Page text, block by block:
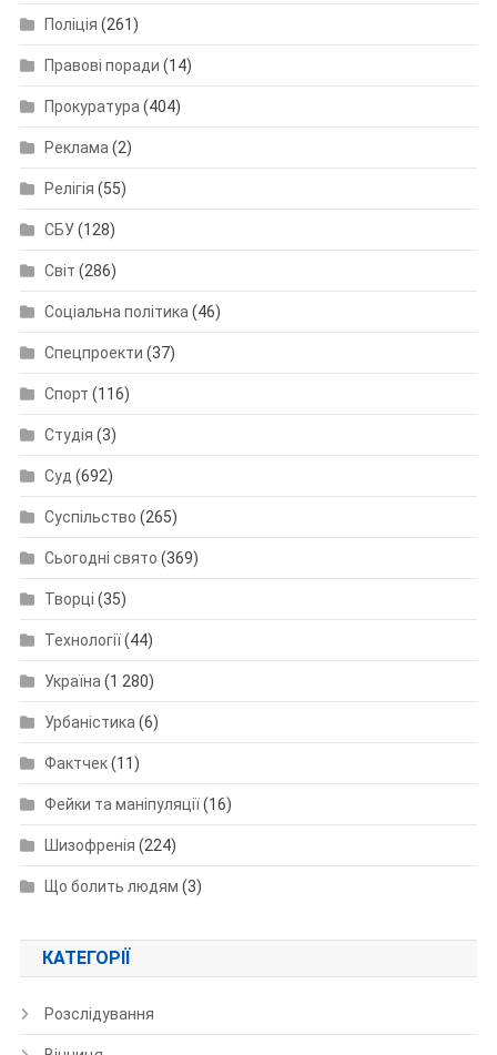
Поліція (261)
Правові поради (14)
Прокуратура (404)
Реклама (2)
Релігія (55)
СБУ(128)
Світ (286)
Соціальна політика (46)
Спецпроекти (37)
Спорт (116)
Студія (3)
Суд (692)
Суспільство (265)
Сьогодні свято (369)
Творці (35)
Технології(44)
Україна (1 280)
Урбаністика (6)
Фактчек(11)
Фейки та маніпуляції(16)
Шизофренія (224)
Що болить людям (3)
КАТЕГОРІЇ
Розслідування